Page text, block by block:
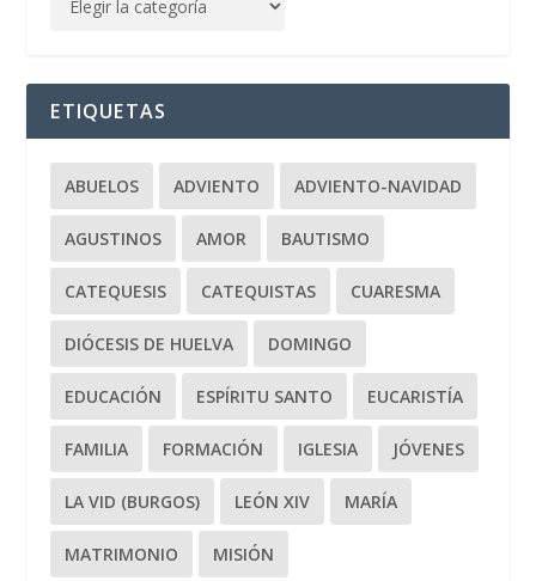
ETIQUETAS
ABUELOS ADVIENTO ADVIENTO-NAVIDAD
AGUSTINOS AMOR BAUTISMO
CATEQUESIS CATEQUISTAS CUARESMA
DIÓCESIS DE HUELVA DOMINGO
EDUCACIÓN ESPÍRITU SANTO EUCARISTÍA
FAMILIA FORMACIÓN IGLESIA JÓVENES
LA VID (BURGOS) LEÓN XIV MARÍA
MATRIMONIO MISIÓN